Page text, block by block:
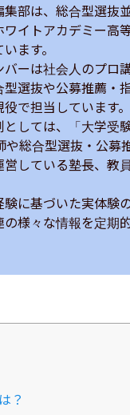
部は、総合型選抜
イトアカデミー高
ます。
ーは社会人のプロ
選抜や公募推薦・
で担当しています。
としては、「大学受
や総合型選抜・公募
営している塾長、教
に基づいた実体験
の様々な情報を定期
？